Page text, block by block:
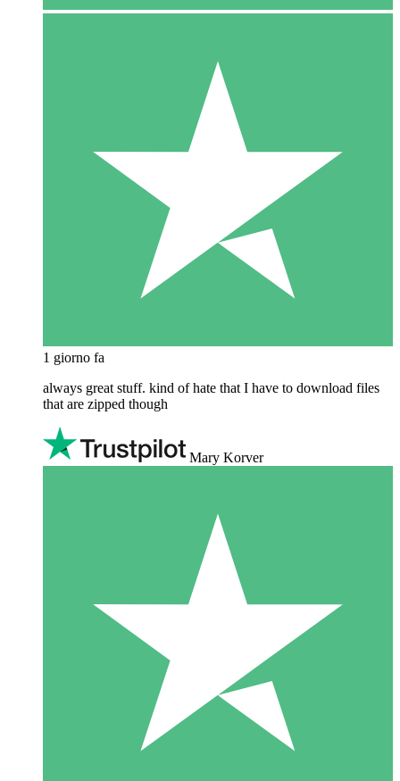
1 giorno fa
always great stuff. kind of hate that I have to download files
that are zipped though
Mary Korver